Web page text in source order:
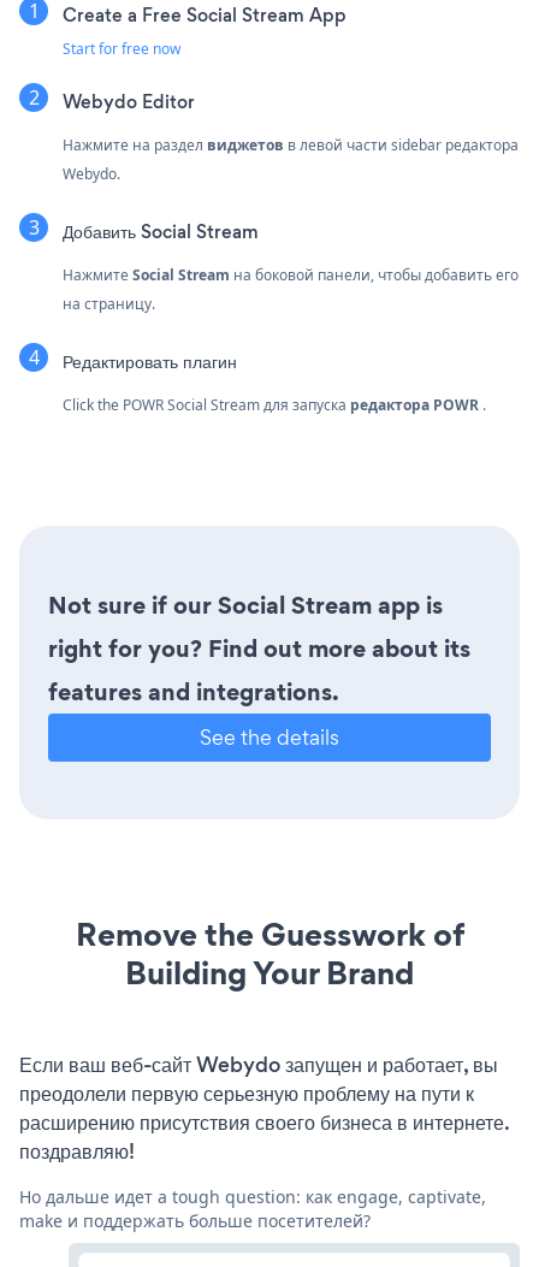
Create a Free Social Stream App
Start for free now
Webydo Editor
Нажмите на раздел виджетов в левой части sidebar редактора
Webydo.
Добавить Social Stream
НажмитеSocial Stream на боковой панели, чтобы добавить его
на страницу.
Редактировать плагин
Click the POWR Social Stream для запуска редактора POWR .
Not sure if our Social Stream app is
right for you? Find out more about its
features and integrations.
See the details
Remove the Guesswork of
Building Your Brand
Если ваш веб-сайт Webydo запущен и работает, вы
преодолели первую серьезную проблему на пути к
расширению присутствия своего бизнеса в интернете.
поздравляю!
Но дальше идет a tough question: как engage, captivate,
make и поддержать больше посетителей?